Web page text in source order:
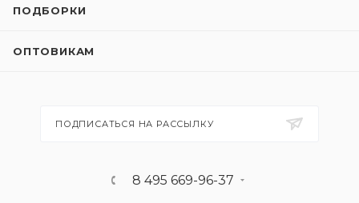
ПОДБОРКИ
ОПТОВИКАМ
ПОДПИСАТЬСЯ НА РАССЫЛКУ
8 495 669-96-37